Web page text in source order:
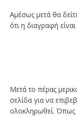
Αμέσως μετά θα
ότι η διαγραφή
Μετά το πέρας
σελίδα για να
ολοκληρωθεί. Όπως